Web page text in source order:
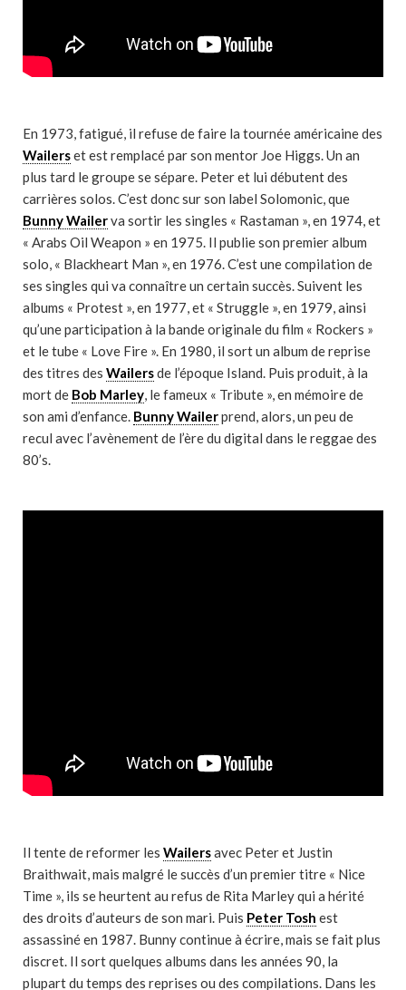
En 1973, fatigué, il refuse de faire la tournée américaine des
Wailerset est remplacé par son mentor Joe Higgs. Un an
plus tard le groupe se sépare. Peter et lui débutent des
carrières solos. C’est donc sur son label Solomonic, que
Bunny Wailerva sortir les singles « Rastaman », en 1974, et
« Arabs Oil Weapon » en 1975. Il publie son premier album
solo, « Blackheart Man », en 1976. C’est une compilation de
ses singles qui va connaître un certain succès. Suivent les
albums « Protest », en 1977, et « Struggle », en 1979, ainsi
qu’une participation à la bande originale du film « Rockers »
et le tube « Love Fire ». En 1980, il sort un album de reprise
des titres des Wailersde l’époque Island. Puis produit, à la
mort de Bob Marley, le fameux « Tribute », en mémoire de
son ami d’enfance. Bunny Wailerprend, alors, un peu de
recul avec l’avènement de l’ère du digital dans le reggae des
80’s.
Il tente de reformer les Wailersavec Peter et Justin
Braithwait, mais malgré le succès d’un premier titre « Nice
Time », ils se heurtent au refus de Rita Marley qui a hérité
des droits d’auteurs de son mari. Puis Peter Tosh est
assassiné en 1987. Bunny continue à écrire, mais se fait plus
discret. Il sort quelques albums dans les années 90, la
plupart du temps des reprises ou des compilations. Dans les